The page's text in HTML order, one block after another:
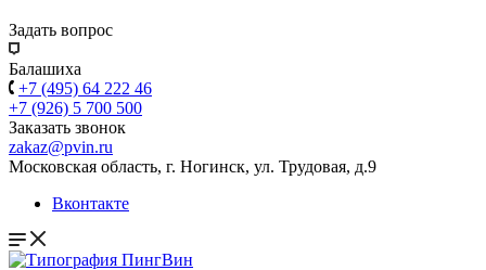
Задать вопрос
Балашиха
+7 (495) 64 222 46
+7 (926) 5 700 500
Заказать звонок
zakaz@pvin.ru
Московская область, г. Ногинск, ул. Трудовая, д.9
Вконтакте